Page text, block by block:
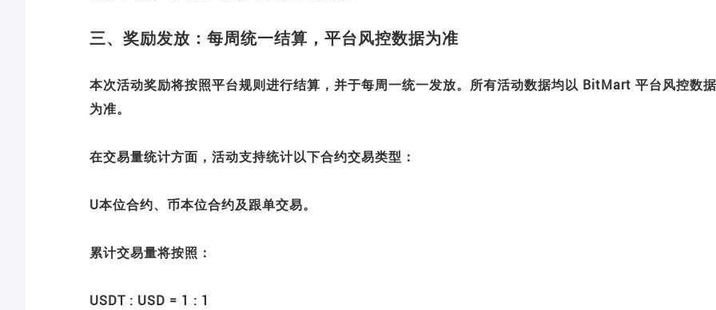
三、奖励发放：每周统一结算，平台风控数据为准
本次活动奖励将按照平台规则进行结算，并于每周一统一发放。所有活动数据均以 BitMart 平台风控数据
为准。
在交易量统计方面，活动支持统计以下合约交易类型：
U本位合约、币本位合约及跟单交易。
累计交易量将按照：
USDT : USD = 1 : 1